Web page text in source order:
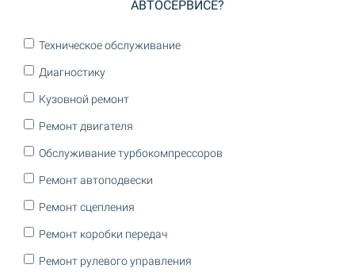
АВТОСЕРВИСЕ?
Техническое обслуживание
Диагностику
Кузовной ремонт
Ремонт двигателя
Обслуживание турбокомпрессоров
Ремонт автоподвески
Ремонт сцепления
Ремонт коробки передач
Ремонт рулевого управления